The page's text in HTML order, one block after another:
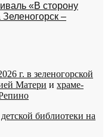
«В сторону
–
г. в зеленогорской
Матери и храме-
библиотеки на